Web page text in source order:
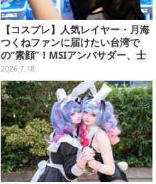
【コスプレ】人気レイヤー・月海
つくねファンに届けたい台湾で
の“素顔”！MSIアンバサダー、士
林夜市ではエビ6匹＆荷物番に大
奮闘【写真27枚】
2026.7.18